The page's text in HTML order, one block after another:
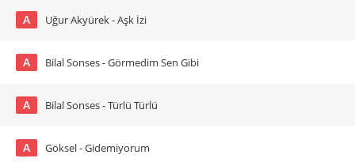
A Uğur Akyürek - Aşk İzi
A Bilal Sonses - Görmedim Sen Gibi
A Bilal Sonses - Türlü Türlü
A Göksel - Gidemiyorum